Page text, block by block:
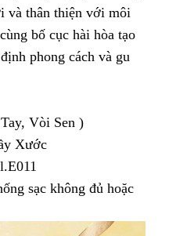
và thân thiện với môi
bố cục hài hòa tạo
phong cách và gu
Vòi Sen )
Xước
sạc không đủ hoặc